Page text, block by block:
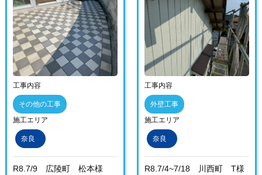
工事内容
その他の工事
施工エリア
奈良
R8.7/9 広陵町 松本様
工事内容
外壁工事
施工エリア
奈良
R8.7/4~7/18 川西町 T様